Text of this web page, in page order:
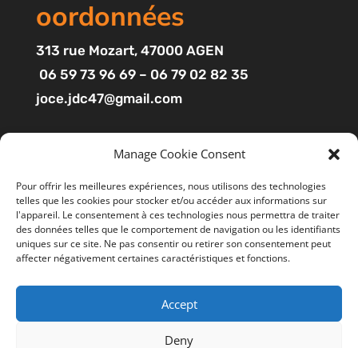
Manage Cookie Consent
Pour offrir les meilleures expériences, nous utilisons des technologies
telles que les cookies pour stocker et/ou accéder aux informations sur
l'appareil. Le consentement à ces technologies nous permettra de traiter
des données telles que le comportement de navigation ou les identifiants
uniques sur ce site. Ne pas consentir ou retirer son consentement peut
affecter négativement certaines caractéristiques et fonctions.
Accept
Deny
oordonnées
313 rue Mozart, 47000 AGEN
06 59 73 96 69 – 06 79 02 82 35
joce.jdc47@gmail.com
Boutique
Mon compte
Contact
Liens utiles
Ce site utilise des cookies pour améliorer votre
expérience. En cliquant sur “ACCEPTER”, vous consentez à